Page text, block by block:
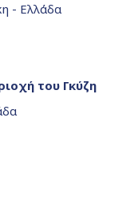
- Ελλάδα
του Γκύζη